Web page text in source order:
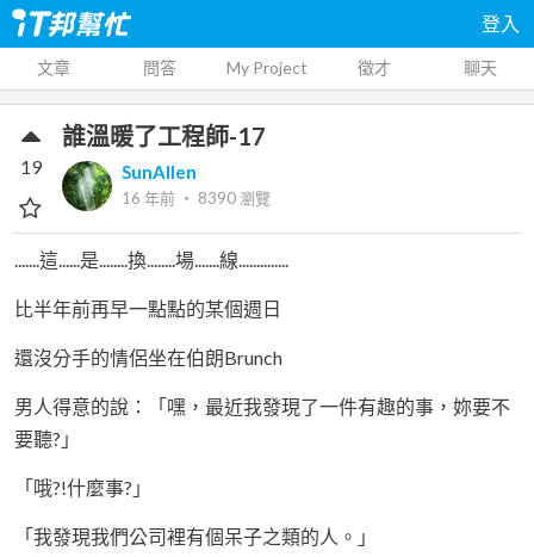
登入
文章 問答 My Project 徵才 聊天
誰溫暖了工程師-17
SunAllen
16 年前 ‧ 8390瀏覽
19
.......這......是........換........場.......線..............
比半年前再早一點點的某個週日
還沒分手的情侶坐在伯朗Brunch
男人得意的說：「嘿，最近我發現了一件有趣的事，妳要不
要聽?」
「哦?!什麼事?」
「我發現我們公司裡有個呆子之類的人。」